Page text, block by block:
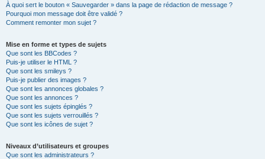
À quoi sert le bouton « Sauvegarder » dans la page de rédaction de message ?
Pourquoi mon message doit être validé ?
Comment remonter mon sujet ?
Mise en forme et types de sujets
Que sont les BBCodes ?
Puis-je utiliser le HTML ?
Que sont les smileys ?
Puis-je publier des images ?
Que sont les annonces globales ?
Que sont les annonces ?
Que sont les sujets épinglés ?
Que sont les sujets verrouillés ?
Que sont les icônes de sujet ?
Niveaux d’utilisateurs et groupes
Que sont les administrateurs ?